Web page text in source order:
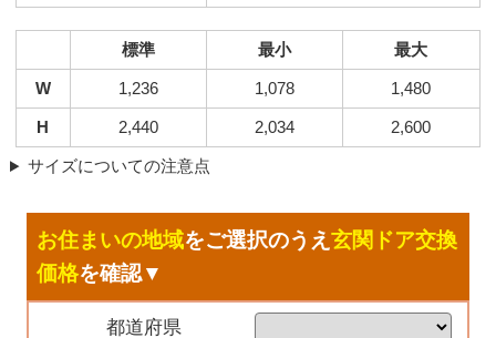
標準 最小 最大
W 1,236 1,078 1,480
H 2,440 2,034 2,600
サイズについての注意点
お住まいの地域をご選択のうえ玄関ドア交換
価格を確認▼
都道府県